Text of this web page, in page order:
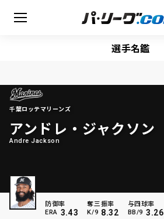
無料アカウント登録
HOME
日程・結果
選手名鑑
千葉ロッテマリーンズ
アンドレ・ジャクソン
Andre Jackson
防御率
ERA 3.43
奪三振率
K/9 8.32
与四球率
BB/9 3.26